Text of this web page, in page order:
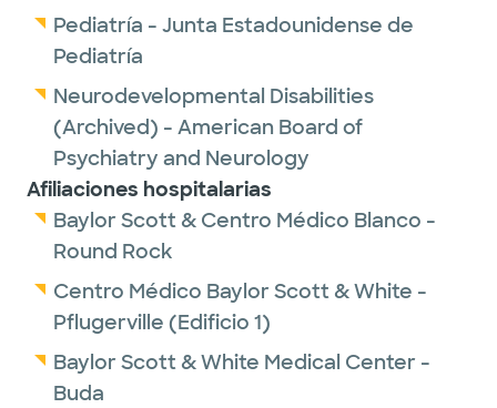
In her personal time, Dr. Newmeyer enjoys
cooking, reading, and spending time with
her husband and daughter.
Pediatría - Junta Estadounidense de
Pediatría
Neurodevelopmental Disabilities
(Archived) - American Board of
Psychiatry and Neurology
Afiliaciones hospitalarias
Baylor Scott & Centro Médico Blanco -
Round Rock
Centro Médico Baylor Scott & White -
Pflugerville (Edificio 1)
Baylor Scott & White Medical Center -
Buda